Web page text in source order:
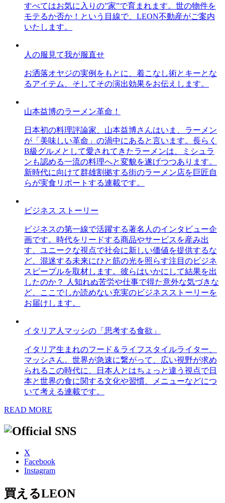
すべてはお気に入りの”家”で育まれます。世の物件を
モテるか否か！という目線で、LEON不動産がご案内
いたします。
人の服見て我が服直せ
お洒落オヤジの実例をもとに、着こなし術とキーとな
るアイテム、そしてその演出効果をお伝えします。
山本益博のラーメン革命！
日本初の料理評論家、山本益博さんはいま、ラーメン
が「美味しい革命」の渦中にあると言います。長らく
B級グルメとして愛されてきたラーメンは、ミシュラ
ンも認める一流の料理へと変貌を遂げつつあります。
新時代に向けて群雄割拠する街のラーメン店を巨匠自
らが実食リポートする連載です。
ビジネス ストーリー
ビジネスの第一線で活躍する著名人のインタビュー企
画です。時代をリードする商品やサービスを産み出
す、ユニークな視点で社会に新しい価値を提供するな
ど、混迷する未来にひと筋の光を照らす注目のビジネ
スピープルを取材します。彼らはいかにして結果を出
したのか？ 人知れぬ苦労や仕事で得た意外な気づきな
ど、ここでしか読めない充実のビジネスストーリーを
お届けします。
イタリア人マッシの「思考する食欲」
イタリア生まれのフード＆ライフスタイルライター、
マッシさん。世界が急速に繋がって、広い視野が求め
られるこの時代に、日本人とはちょっと違う視点で日
本と世界の食に関する文化や習慣、メニューなどにつ
いて考える連載です。
READ MORE
X
Facebook
Instagram
買えるLEON